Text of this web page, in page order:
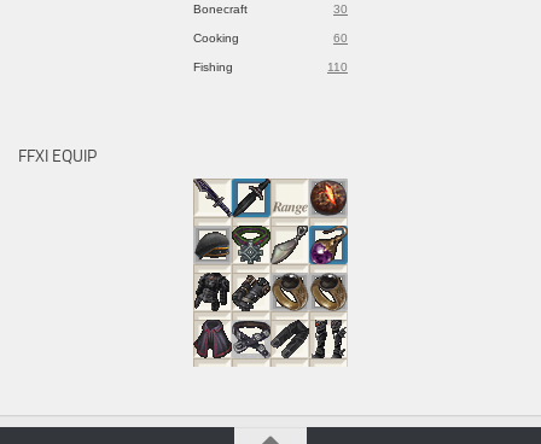
Bonecraft 30
Cooking 60
Fishing 110
FFXI EQUIP